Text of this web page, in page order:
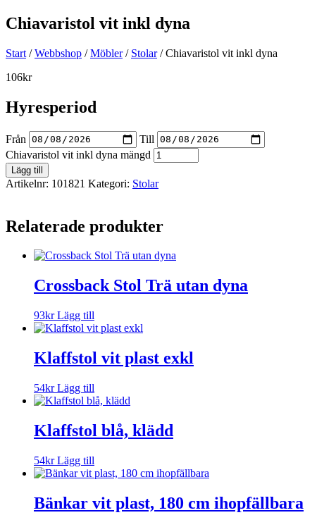
Chiavaristol vit inkl dyna
Start /Webbshop /Möbler/ Stolar/ Chiavaristol vit inkl dyna
106kr
Hyresperiod
Från
Till
Chiavaristol vit inkl dyna mängd
Lägg till
Artikelnr: 101821 Kategori: Stolar
Relaterade produkter
Crossback Stol Trä utan dyna
93kr Lägg till
Klaffstol vit plast exkl
54kr Lägg till
Klaffstol blå, klädd
54kr Lägg till
Bänkar vit plast, 180 cm ihopfällbara